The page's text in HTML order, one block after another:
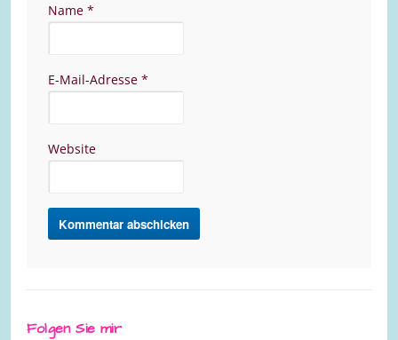
Name *
E-Mail-Adresse *
Website
Folgen Sie mir